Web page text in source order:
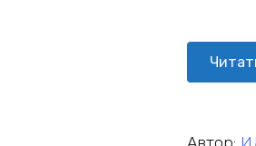
Автор: